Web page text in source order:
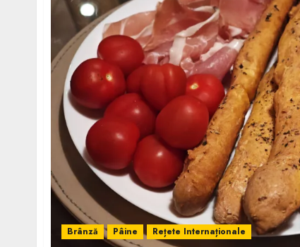
Brânză Pâine Rețete Internaționale